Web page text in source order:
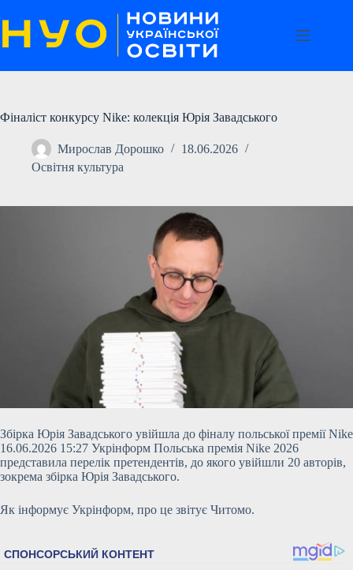
до
вмісту
Фіналіст конкурсу Nike: колекція Юрія Завадського
Мирослав Дорошко
18.06.2026
Освітня культура
Збірка Юрія Завадського увійшла до фіналу польської премії Nike
16.06.2026 15:27 Укрінформ Польська премія Nike 2026
представила перелік претендентів, до якого увійшли 20 авторів,
зокрема збірка Юрія Завадського.
Як інформує Укрінформ, про це звітує Читомо.